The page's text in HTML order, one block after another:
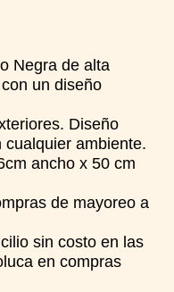
Negra de alta
un diseño
Diseño
ambiente.
ancho x 50 cm
de mayoreo a
sin costo en las
en compras